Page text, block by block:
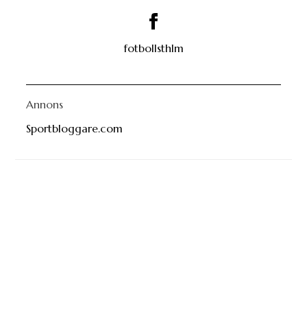
fotbollsthlm
Annons
Sportbloggare.com